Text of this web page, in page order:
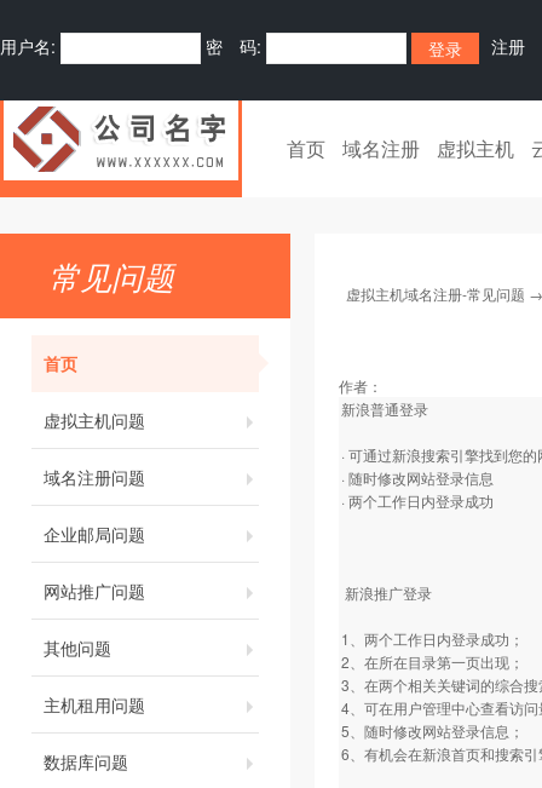
用户名: 密 码: 注册
首页 域名注册 虚拟主机
常见问题
首页
虚拟主机问题
域名注册问题
企业邮局问题
网站推广问题
其他问题
主机租用问题
数据库问题
虚拟主机域名注册-常见问题
作者：
新浪普通登录
· 可通过新浪搜索引擎找到您
· 随时修改网站登录信息
· 两个工作日内登录成功
新浪推广登录
1、两个工作日内登录成功；
2、在所在目录第一页出现；
3、在两个相关关键词的综合
4、可在用户管理中心查看访
5、随时修改网站登录信息；
6、有机会在新浪首页和搜索